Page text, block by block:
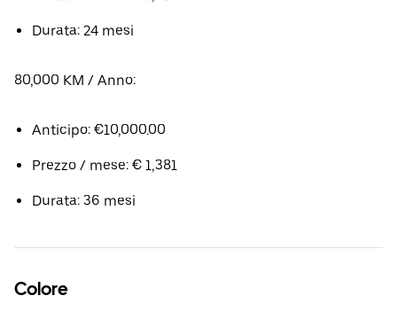
Durata: 24 mesi
80,000 KM / Anno:
Anticipo: €10,000.00
Prezzo / mese: € 1,381
Durata: 36 mesi
Colore